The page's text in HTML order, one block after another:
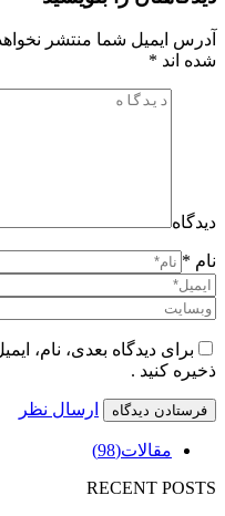
آدرس ایمیل شما منتشر
شده اند *
دیدگاه
نام *
برای دیدگاه بعدی، نام،
ذخیره کنید .
ارسال نظر
مقالات(98)
RECENT POSTS